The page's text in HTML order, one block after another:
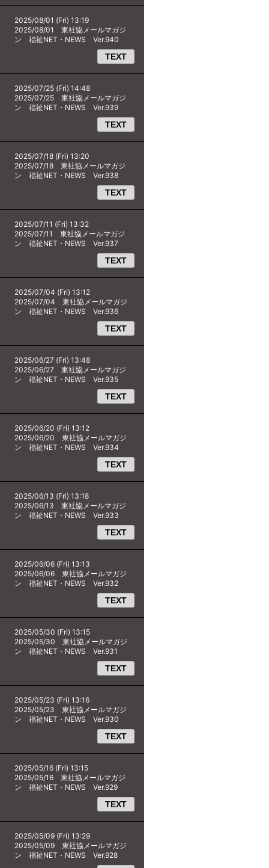
2025/08/01 (Fri) 13:19
2025/08/01 東社協メールマガジ
ン 福祉NET・NEWS Ver.940
TEXT
2025/07/25 (Fri) 14:48
2025/07/25 東社協メールマガジ
ン 福祉NET・NEWS Ver.939
TEXT
2025/07/18 (Fri) 13:20
2025/07/18 東社協メールマガジ
ン 福祉NET・NEWS Ver.938
TEXT
2025/07/11 (Fri) 13:32
2025/07/11 東社協メールマガジ
ン 福祉NET・NEWS Ver.937
TEXT
2025/07/04 (Fri) 13:12
2025/07/04 東社協メールマガジ
ン 福祉NET・NEWS Ver.936
TEXT
2025/06/27 (Fri) 13:48
2025/06/27 東社協メールマガジ
ン 福祉NET・NEWS Ver.935
TEXT
2025/06/20 (Fri) 13:12
2025/06/20 東社協メールマガジ
ン 福祉NET・NEWS Ver.934
TEXT
2025/06/13 (Fri) 13:18
2025/06/13 東社協メールマガジ
ン 福祉NET・NEWS Ver.933
TEXT
2025/06/06 (Fri) 13:13
2025/06/06 東社協メールマガジ
ン 福祉NET・NEWS Ver.932
TEXT
2025/05/30 (Fri) 13:15
2025/05/30 東社協メールマガジ
ン 福祉NET・NEWS Ver.931
TEXT
2025/05/23 (Fri) 13:16
2025/05/23 東社協メールマガジ
ン 福祉NET・NEWS Ver.930
TEXT
2025/05/16 (Fri) 13:15
2025/05/16 東社協メールマガジ
ン 福祉NET・NEWS Ver.929
TEXT
2025/05/09 (Fri) 13:29
2025/05/09 東社協メールマガジ
ン 福祉NET・NEWS Ver.928